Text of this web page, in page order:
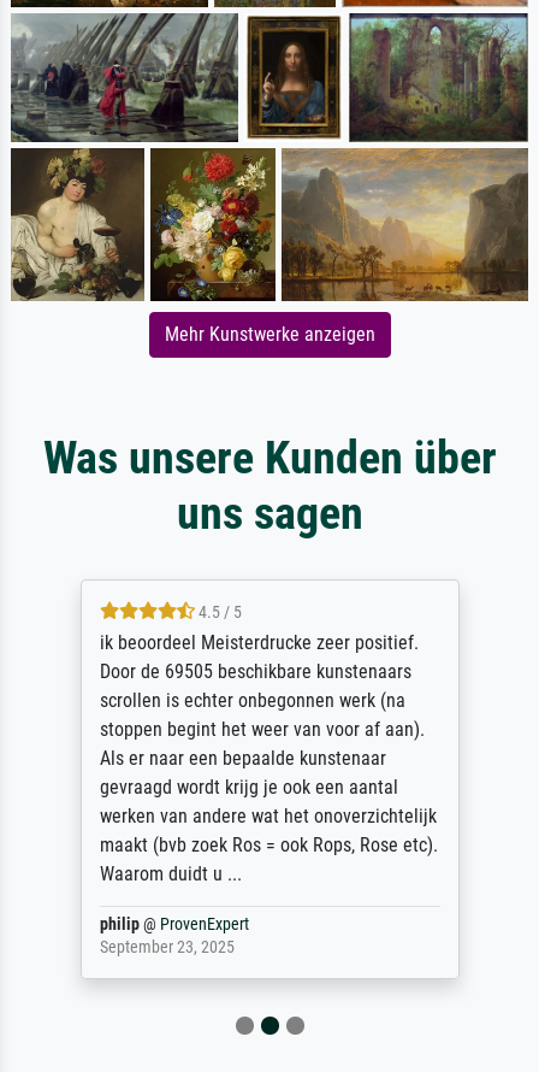
Mehr Kunstwerke anzeigen
Was unsere Kunden über
uns sagen
4.5 / 5
ik beoordeel Meisterdrucke zeer positief.
Door de 69505 beschikbare kunstenaars
scrollen is echter onbegonnen werk (na
stoppen begint het weer van voor af aan).
Als er naar een bepaalde kunstenaar
gevraagd wordt krijg je ook een aantal
werken van andere wat het onoverzichtelijk
maakt (bvb zoek Ros = ook Rops, Rose etc).
Waarom duidt u ...
philip@ ProvenExpert
September 23, 2025